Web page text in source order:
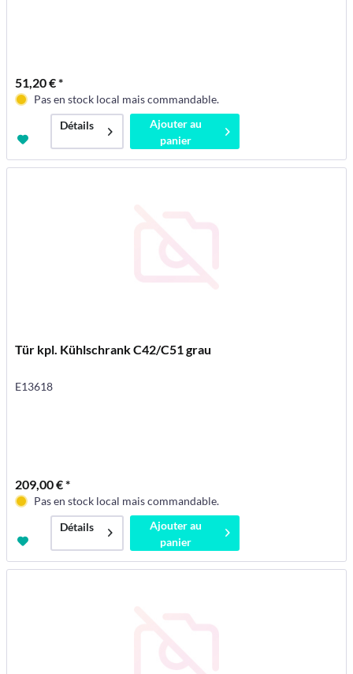
51,20 € *
Pas en stock local mais commandable.
Détails
Ajouter au
panier
Tür kpl. Kühlschrank C42/C51 grau
E13618
209,00 € *
Pas en stock local mais commandable.
Détails
Ajouter au
panier